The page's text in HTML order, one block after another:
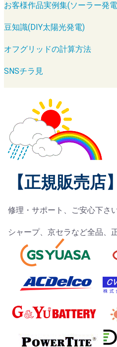
お客様作品実例集(ソーラー発
豆知識(DIY太陽光発電)
オフグリッドの計算方法
SNSチラ見
【正規販売店】
修理・サポート、ご安心下さ
シャープ、京セラなど全品、